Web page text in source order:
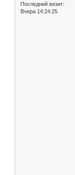
Последний визит:
Вчера 14:24:25